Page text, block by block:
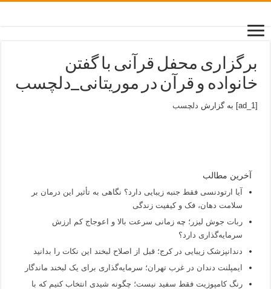
برگزاری محفل قرآنی با گفتن
خانواده و قرآن در موریتانی_دلچسب
[ad_1] به گزارش دلچسب
آخرین مطالب
آیا ارتودنسی فقط جنبه زیبایی دارد؟ نگاهی به تأثیر این درمان بر
سلامت دهان، فک و کیفیت زندگی
ربات جوش لیزر؛ چه زمانی سرعت بالا و اعوجاج کم ارزش
سرمایه‌گذاری دارد؟
دندانپزشک زیبایی در کرج؛ قبل از اصلاح لبخند این نکات را بدانید
ایمپلنت دندان در غرب تهران؛ سرمایه‌گذاری برای یک لبخند ماندگار
رنگ کامپوزیت فقط سفید نیست؛ چگونه شیدی انتخاب کنیم که با